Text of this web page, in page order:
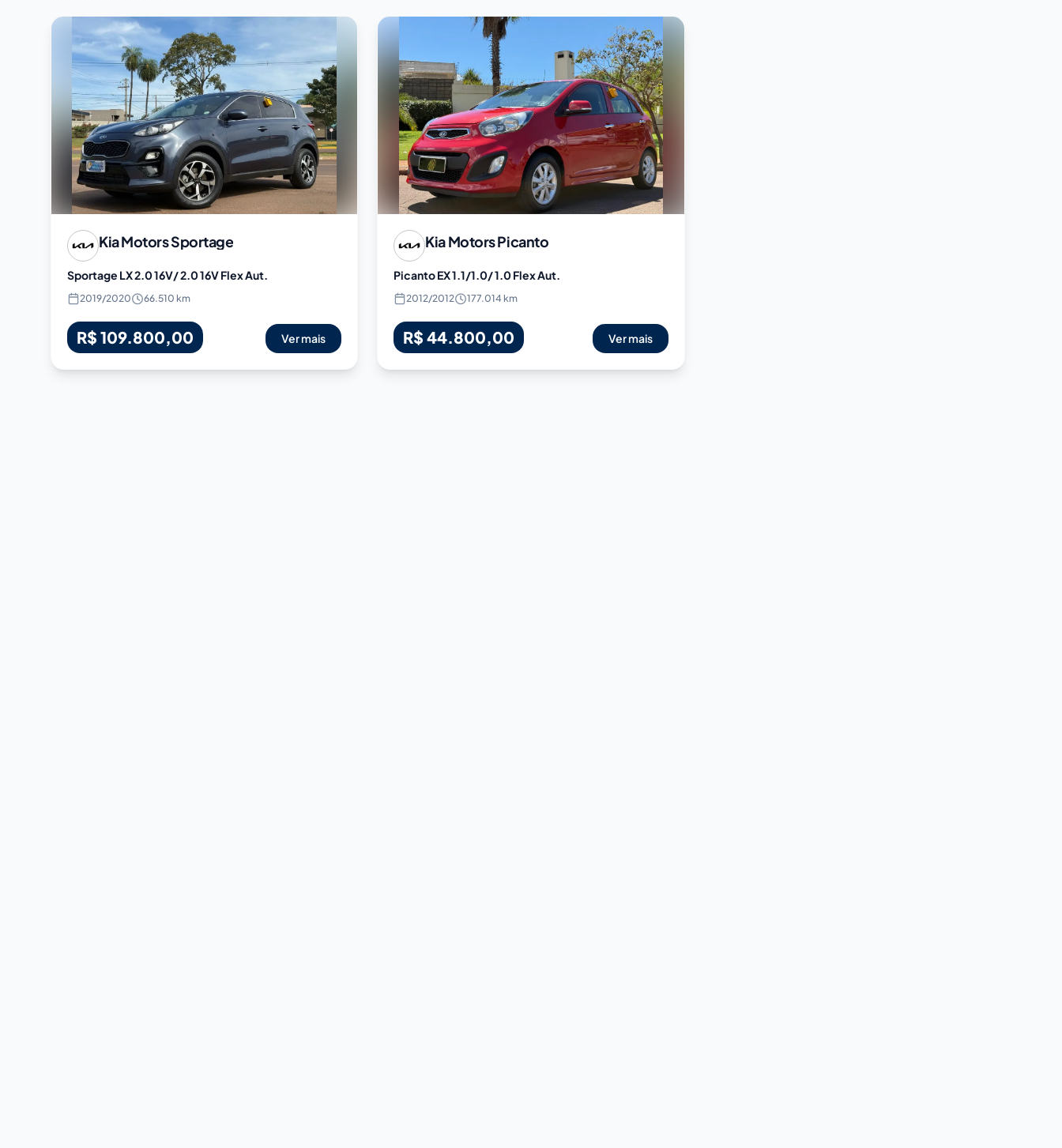
Kia MotorsSportage
Sportage LX 2.0 16V/ 2.0 16V Flex Aut.
2019/2020 66.510 km
R$ 109.800,00 Ver mais
Kia MotorsPicanto
Picanto EX 1.1/1.0/ 1.0 Flex Aut.
2012/2012 177.014 km
R$ 44.800,00 Ver mais